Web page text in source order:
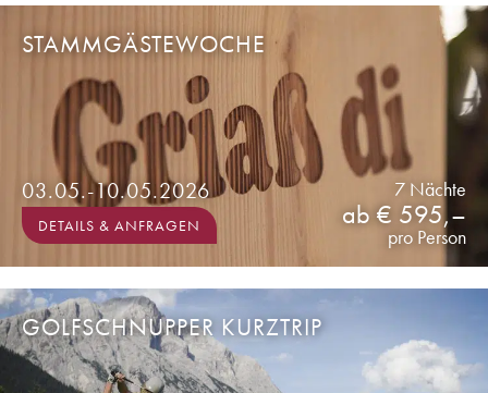
pro Person
ab € 595,–
7 Nächte
DETAILS & ANFRAGEN
03.05.-10.05.2026
STAMMGÄSTEWOCHE
GOLFSCHNUPPER KURZTRIP